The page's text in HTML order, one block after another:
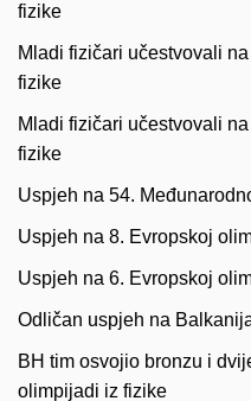
fizike
Mladi fizičari učestvovali
fizike
Mladi fizičari učestvovali
fizike
Uspjeh na 54.
Uspjeh na 8. Evropskoj
Uspjeh na 6. Evropskoj
Odličan uspjeh na
BH tim osvojio bronzu i
olimpijadi iz fizike